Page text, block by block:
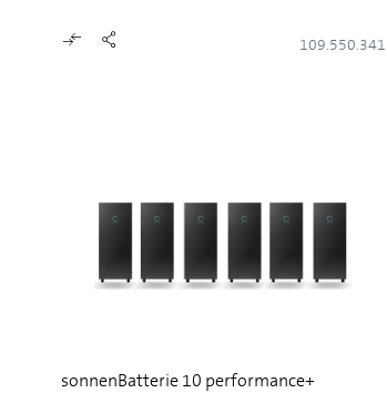
109.550.341
sonnenBatterie 10 performance+